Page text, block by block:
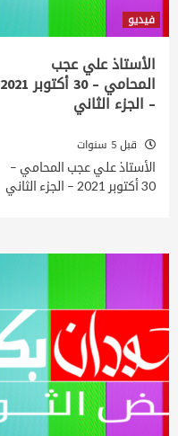
فيديو
الأستاذ علي عجب
المحامي – 30 أكتوبر 2021
– الجزء الثاني
قبل 5 سنوات
الأستاذ علي عجب المحامي –
30 أكتوبر 2021 – الجزء الثاني